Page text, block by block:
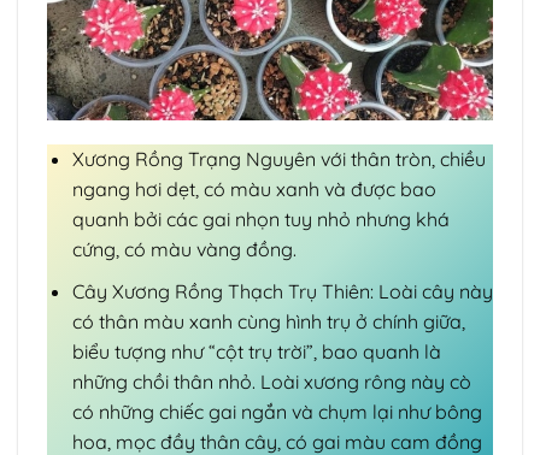
Xương Rồng Trạng Nguyên với thân tròn, chiều
ngang hơi dẹt, có màu xanh và được bao
quanh bởi các gai nhọn tuy nhỏ nhưng khá
cứng, có màu vàng đồng.
Cây Xương Rồng Thạch Trụ Thiên: Loài cây này
có thân màu xanh cùng hình trụ ở chính giữa,
biểu tượng như “cột trụ trời”, bao quanh là
những chồi thân nhỏ. Loài xương rông này cò
có những chiếc gai ngắn và chụm lại như bông
hoa, mọc đầy thân cây, có gai màu cam đồng